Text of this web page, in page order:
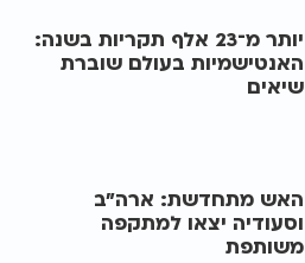
יותר מ־23 אלף תקריות בשנה:
האנטישמיות בעולם שוברת
שיאים
האש מתחדשת: ארה"ב
וסעודיה יצאו למתקפה
משותפת